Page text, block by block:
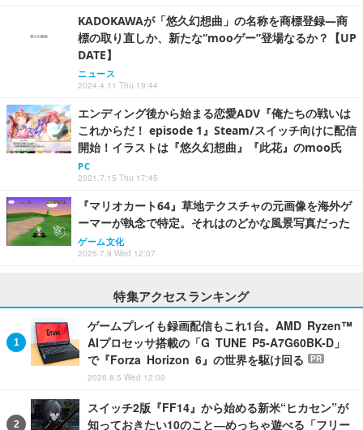
KADOKAWAが「悠久幻想曲」の名称を商標登録―商
標の取り直しか、新たな“mooゲー”登場なるか？【UP
DATE】
ニュース
2024.4.11 Thu 19:44
エンディング後から始まる恋愛ADV『俺たちの戦いは
これからだ！ episode 1』Steam/スイッチ向けに配信
開始！イラストは『悠久幻想曲』『此花』のmoo氏
PC
2021.7.15 Thu 17:45
『マリオカート64』草地テクスチャの元画像を海外ゲ
ーマーが執念で特定。それはのどかな風景写真だった
ゲーム文化
2025.7.9 Wed 12:07
特集アクセスランキング
ゲームプレイも録画配信もこれ1台。AMD Ryzen™
AIプロセッサ搭載の「G TUNE P5-A7G60BK-D」
で『Forza Horizon 6』の世界を駆け回る
PR
2026.8.5 Wed 12:00
スイッチ2版『FF14』から始める新米“ヒカセン”が
知っておきたい10のこと―めっちゃ遊べる「フリー